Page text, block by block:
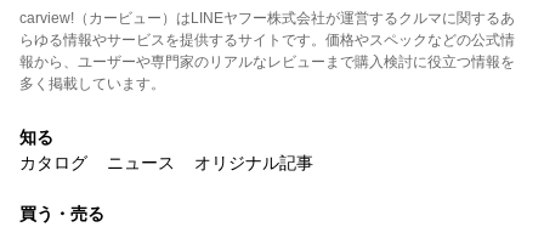
carview!（カービュー）はLINEヤフー株式会社が運営するクルマに関するあ
らゆる情報やサービスを提供するサイトです。価格やスペックなどの公式情
報から、ユーザーや専門家のリアルなレビューまで購入検討に役立つ情報を
多く掲載しています。
知る
カタログ
ニュース オリジナル記事
買う・売る